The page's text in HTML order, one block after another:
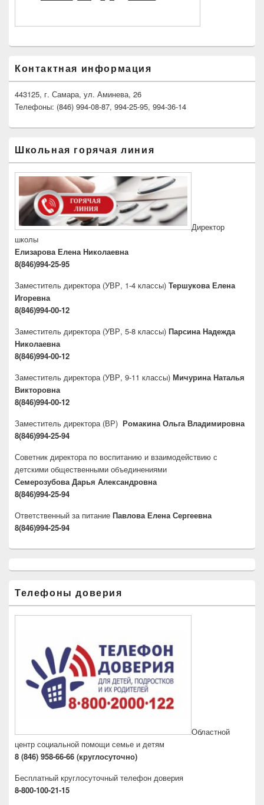
Контактная информация
443125, г. Самара, ул. Аминева, 26
Телефоны: (846) 994-08-87, 994-25-95, 994-36-14
Школьная горячая линия
Директор
школы
Елизарова Елена Николаевна
8(846)994-25-95
Заместитель директора (УВР, 1-4 классы) Тершукова Елена
Игоревна
8(846)994-00-12
Заместитель директора (УВР, 5-8 классы) Парсина Надежда
Николаевна
8(846)994-00-12
Заместитель директора (УВР, 9-11 классы) Мичурина Наталья
Викторовна
8(846)994-00-12
Заместитель директора (ВР) Ромакина Ольга Владимировна
8(846)994-25-94
Советник директора по воспитанию и взаимодействию с
детскими общественными объединениями
Семерозубова Дарья Александровна
8(846)994-25-94
Ответственный за питание Павлова Елена Сергеевна
8(846)994-25-94
Телефоны доверия
Областной
центр социальной помощи семье и детям
8 (846) 958-66-66 (круглосуточно)
Бесплатный круглосуточный телефон доверия
8-800-100-21-15